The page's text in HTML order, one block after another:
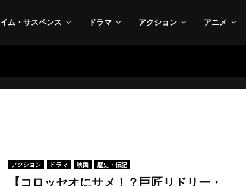
ム・サスペンス ドラマ アクション アニメ
アクション ドラマ 映画 歴史・伝記
【コロッセオにサメ！？巨匠リドリー・